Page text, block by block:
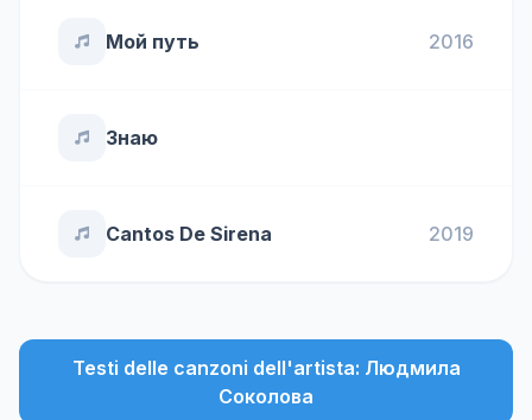
Мой путь 2016
Знаю
Cantos De Sirena 2019
Testi delle canzoni dell'artista: Людмила
Соколова